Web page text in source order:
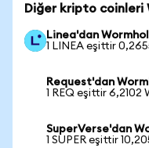
Diğer kripto coinleri
Linea'dan
1 LINEA eşittir
Request'dan
1 REQ eşittir 6,2102
SuperVerse'dan
1 SUPER eşittir